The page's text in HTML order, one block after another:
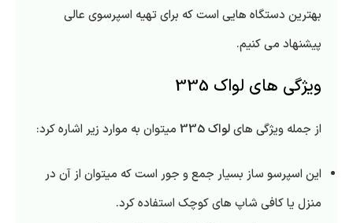
بهترین دستگاه هایی است که برای تهیه اسپرسوی عالی
پیشنهاد می کنیم.
ویژگی های لواک 335
از جمله ویژگی هایلواک 335 میتوان به موارد زیر اشاره کرد:
این اسپرسو ساز بسیار جمع و جور است که میتوان از آن در
منزل یا کافی شاپ های کوچک استفاده کرد.